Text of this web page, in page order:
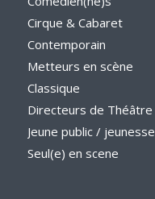
Cirque & Cabaret
Contemporain
Metteurs en scène
Classique
Directeurs de Théâtre
Jeune public / jeunesse
Seul(e) en scene